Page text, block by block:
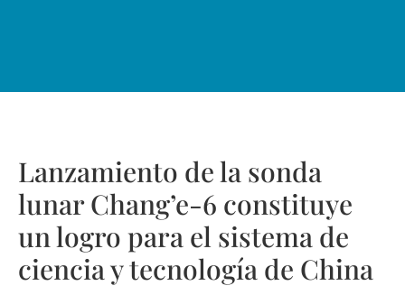
Lanzamiento de la sonda
lunar Chang’e-6 constituye
un logro para el sistema de
ciencia y tecnología de China